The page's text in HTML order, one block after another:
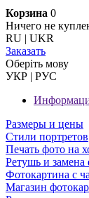
Корзина 0
Ничего не
RU | UKR
Заказать
Оберiть мову
УКР | РУС
Размеры и цены
Стили портретов
Печать фото на
Ретушь и замена
Фотокартина с
Магазин